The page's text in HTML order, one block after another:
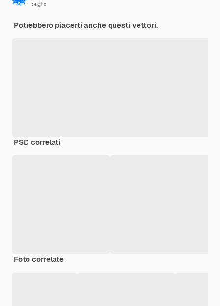
brgfx
Potrebbero piacerti anche questi vettori.
PSD correlati
Foto correlate